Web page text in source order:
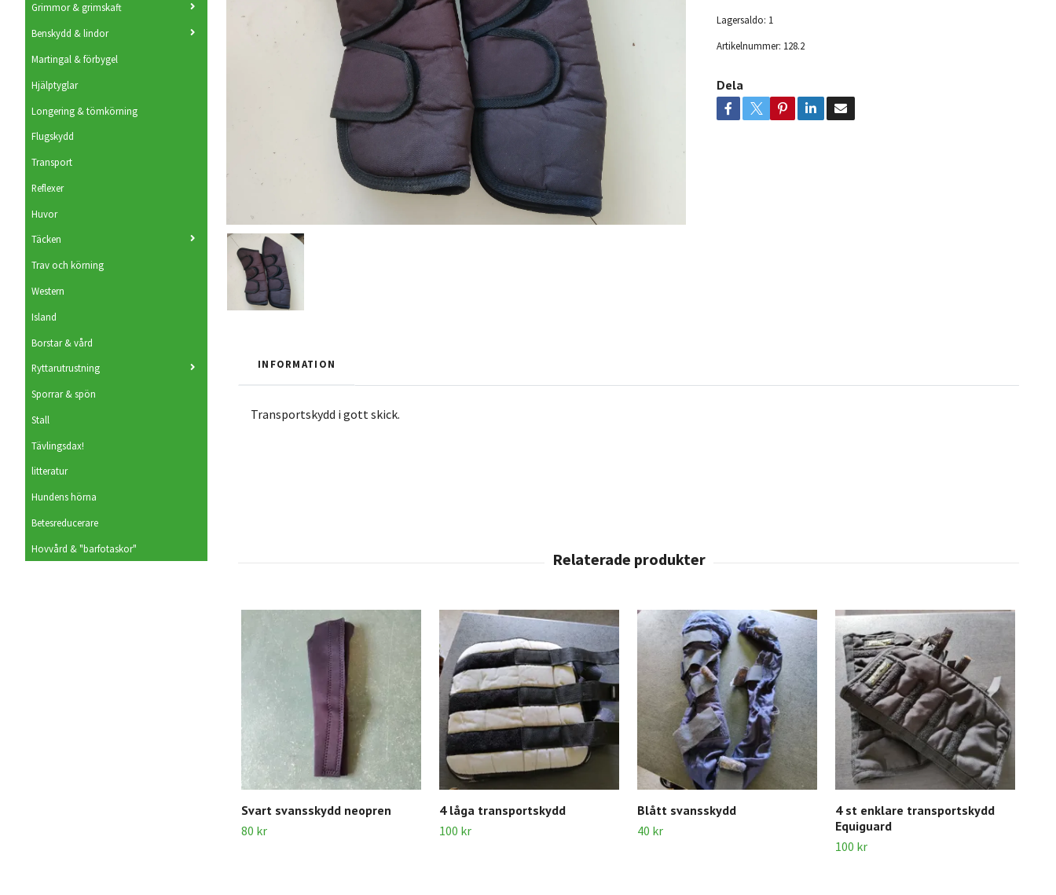
Grimmor & grimskaft
Benskydd & lindor
Martingal & förbygel
Hjälptyglar
Longering & tömkörning
Flugskydd
Transport
Reflexer
Huvor
Täcken
Trav och körning
Western
Island
Borstar & vård
Ryttarutrustning
Sporrar & spön
Stall
Tävlingsdax!
litteratur
Hundens hörna
Betesreducerare
Hovvård & "barfotaskor"
Lagersaldo: 1
Artikelnummer: 128.2
Dela
INFORMATION
Transportskydd i gott skick.
Svart svansskydd neopren
80 kr
4 låga transportskydd
100 kr
Blått svansskydd
40 kr
4 st enklare transportskydd
Equiguard
100 kr